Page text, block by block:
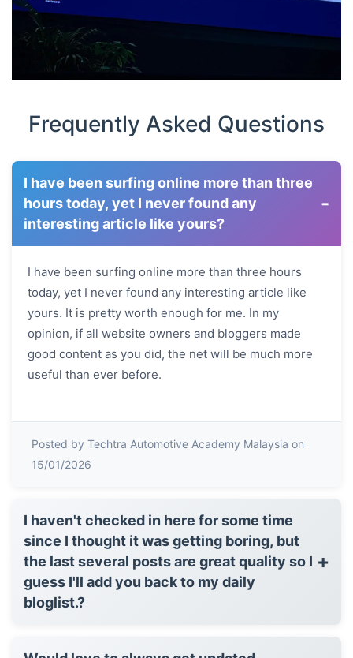
Frequently Asked Questions
I have been surfing online more than three
hours today, yet I never found any
interesting article like yours?
-
I have been surfing online more than three hours
today, yet I never found any interesting article like
yours. It is pretty worth enough for me. In my
opinion, if all website owners and bloggers made
good content as you did, the net will be much more
useful than ever before.
Posted by Techtra Automotive Academy Malaysia on
15/01/2026
I haven't checked in here for some time
since I thought it was getting boring, but
the last several posts are great quality so I
guess I'll add you back to my daily
bloglist.?
+